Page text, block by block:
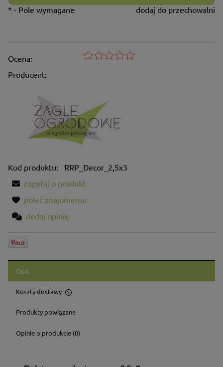
dodaj do przechowalni
* - Pole wymagane
Ocena:
Producent:
Kod produktu:
RRP_Decor_2,5x3
zapytaj o produkt
poleć znajomemu
dodaj opinię
Opis
Koszty dostawy
Cena nie zawiera ewentualnych kosztów płatności
Produkty powiązane
Opinie o produkcie (0)